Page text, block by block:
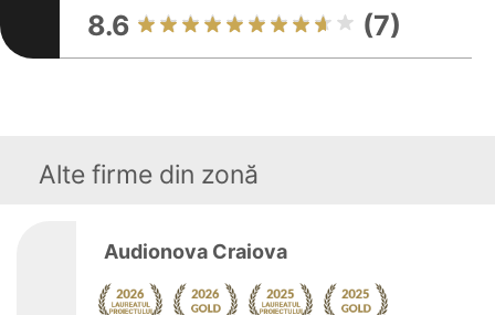
8.6 (7)
Alte firme din zonă
Audionova Craiova